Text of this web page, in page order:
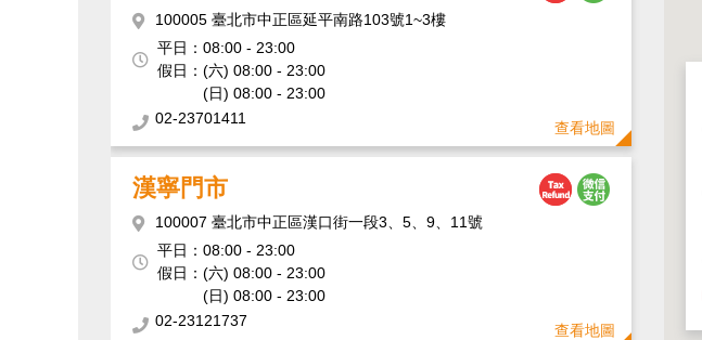
100005 臺北市中正區延平南路103號1~3樓
平日：
假日：
08:00 - 23:00
(六) 08:00 - 23:00
(日) 08:00 - 23:00
02-23701411
查看地圖
漢寧門市
100007 臺北市中正區漢口街一段3、5、9、11號
平日：
假日：
08:00 - 23:00
(六) 08:00 - 23:00
(日) 08:00 - 23:00
02-23121737
查看地圖